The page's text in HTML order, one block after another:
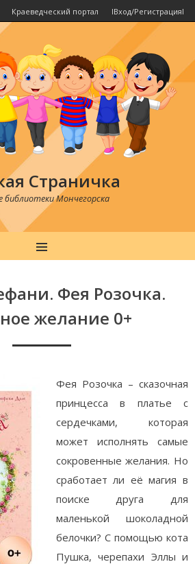
Краеведческий портал IВход/РегистрацияI
Страничка
библиотеки Мончегорска
MENU
Фея Розочка.
желание 0+
Фея Розочка – сказочная
принцесса в платье с
сердечками, которая
может исполнять самые
сокровенные желания. Но
сработает ли её магия в
поиске друга для
маленькой шоколадной
белочки? С помощью кота
Пушка, черепахи Эллы и